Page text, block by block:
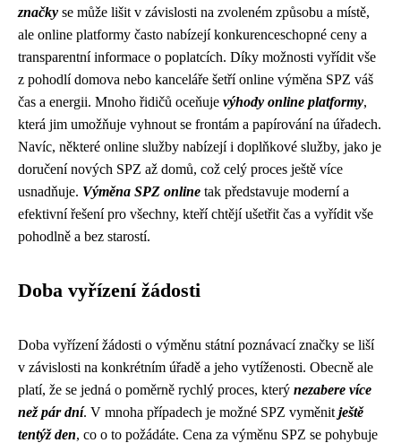
značky se může lišit v závislosti na zvoleném způsobu a místě,
ale online platformy často nabízejí konkurenceschopné ceny a
transparentní informace o poplatcích. Díky možnosti vyřídit vše
z pohodlí domova nebo kanceláře šetří online výměna SPZ váš
čas a energii. Mnoho řidičů oceňuje výhody online platformy,
která jim umožňuje vyhnout se frontám a papírování na úřadech.
Navíc, některé online služby nabízejí i doplňkové služby, jako je
doručení nových SPZ až domů, což celý proces ještě více
usnadňuje. Výměna SPZ online tak představuje moderní a
efektivní řešení pro všechny, kteří chtějí ušetřit čas a vyřídit vše
pohodlně a bez starostí.
Doba vyřízení žádosti
Doba vyřízení žádosti o výměnu státní poznávací značky se liší
v závislosti na konkrétním úřadě a jeho vytíženosti. Obecně ale
platí, že se jedná o poměrně rychlý proces, který nezabere více
než pár dní. V mnoha případech je možné SPZ vyměnit ještě
tentýž den, co o to požádáte. Cena za výměnu SPZ se pohybuje